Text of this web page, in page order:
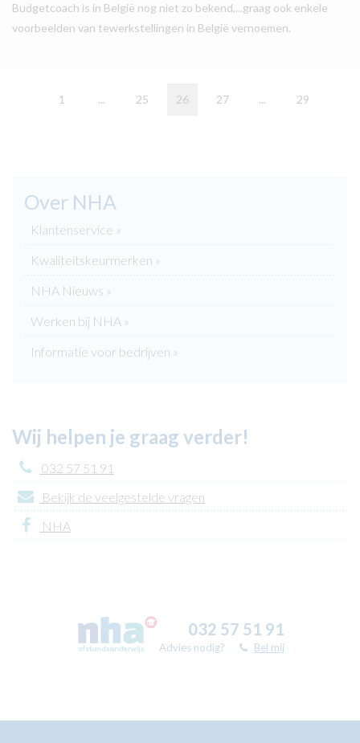
Budgetcoach is in België nog niet zo bekend,...graag ook enkele
voorbeelden van tewerkstellingen in België vernoemen.
1 ... 25 26 27 ... 29
Over NHA
Klantenservice »
Kwaliteitskeurmerken »
NHA Nieuws »
Werken bij NHA »
Informatie voor bedrijven »
Wij helpen je graag verder!
032 57 51 91
Bekijk de veelgestelde vragen
NHA
032 57 51 91
Advies nodig? Bel mij